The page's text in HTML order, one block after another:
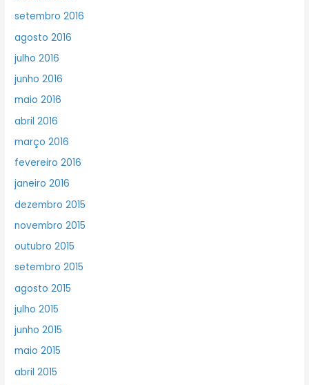
setembro 2016
agosto 2016
julho 2016
junho 2016
maio 2016
abril 2016
março 2016
fevereiro 2016
janeiro 2016
dezembro 2015
novembro 2015
outubro 2015
setembro 2015
agosto 2015
julho 2015
junho 2015
maio 2015
abril 2015